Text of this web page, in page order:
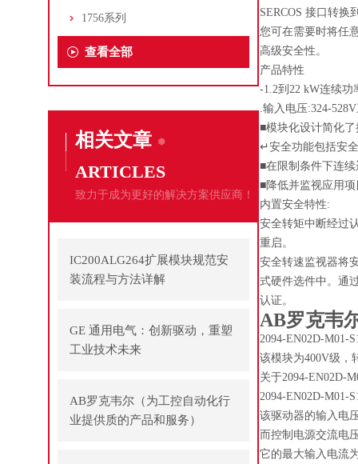
1756系列
查看全部
相关文章
ARTICLES
致力于成为更好的解决方案供应商！
IC200ALG264扩展模块规范安
装流程与方法详解
GE 通用电气：创新驱动，重塑
工业技术未来
AB罗克韦尔（为工控自动化行
业提供质的产品和服务）
SERCOS 接口转换
您可在需要时将任
高级安全性。
产品特性
-1.2到22 kW连续功
.输入电压:324-
■模块化设计简化
↵安全功能包括安
■在限制条件下连
■降低并监视应用
内置安全特性:
安全转矩中断经过
重启。
安全转速监视器将
式硬件选件中。通
认证。
AB罗克韦
2094-EN02D-M01-
该模块为400V级，
关于2094-EN02D-
2094-EN02D-M01-
该驱动器的输入电
而控制电源交流电
它的最大输入电流